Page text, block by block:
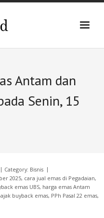
Antam dan
Senin, 15
Category: Bisnis
2025, cara jual emas di Pegadaian,
emas UBS, harga emas Antam
buyback emas, PPh Pasal 22 emas,